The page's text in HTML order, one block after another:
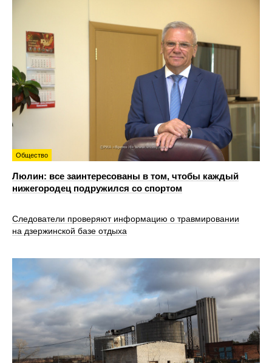
Общество
Люлин: все заинтересованы в том, чтобы каждый
нижегородец подружился со спортом
Следователи проверяют информацию о травмировании
на дзержинской базе отдыха